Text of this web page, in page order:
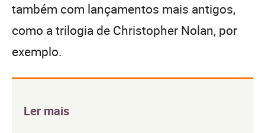
também com lançamentos mais antigos,
como a trilogia de Christopher Nolan, por
exemplo.
Ler mais